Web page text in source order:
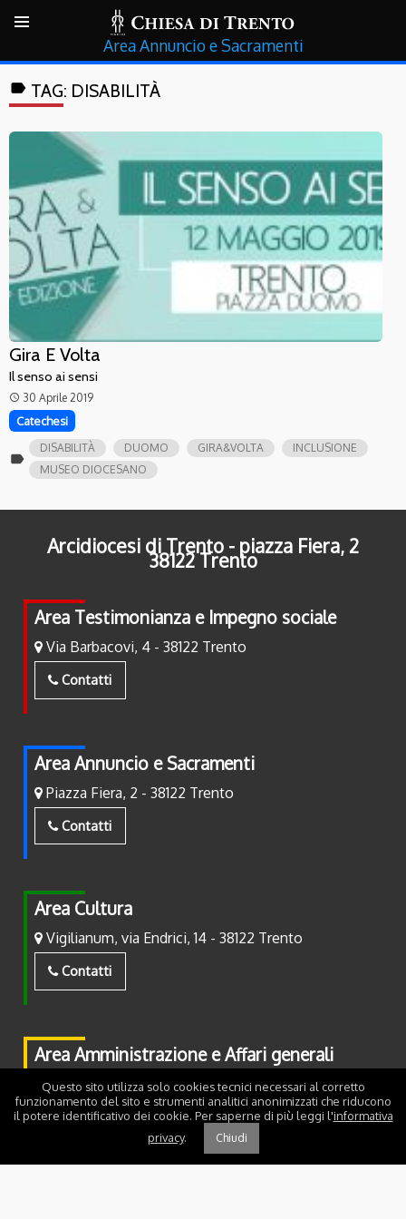
Annuncio e Sacramenti
label TAG: DISABILITÀ
Gira E Volta
Il senso ai sensi
access_time 30 Aprile 2019
Catechesi
label
DISABILITÀ DUOMO GIRA&VOLTA
INCLUSIONE
MUSEO DIOCESANO
Arcidiocesi di Trento - piazza Fiera, 2
38122 Trento
Area Testimonianza e Impegno sociale
Via Barbacovi, 4 - 38122 Trento
Contatti
Area Annuncio e Sacramenti
Piazza Fiera, 2 - 38122 Trento
Contatti
Area Cultura
Vigilianum, via Endrici, 14 - 38122 Trento
Contatti
Area Amministrazione e Affari generali
Piazza Fiera, 2 - 38122 Trento
Contatti
Questo sito utilizza solo cookies tecnici necessari al corretto
funzionamento del sito e strumenti analitici anonimizzati che riducono
il potere identificativo dei cookie. Per saperne di più leggi l'informativa
privacy. Chiudi